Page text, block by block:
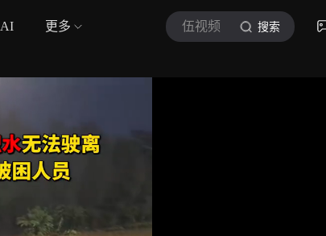
AI 更多 伍视频 搜索